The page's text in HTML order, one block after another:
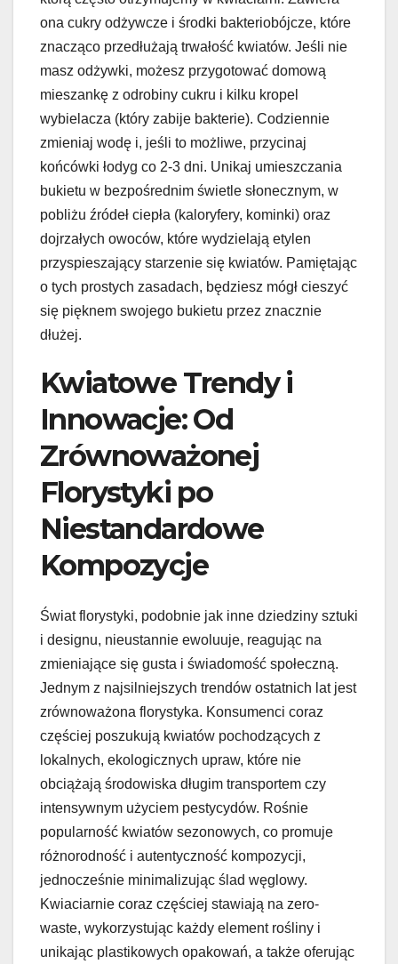
ona cukry odżywcze i środki bakteriobójcze, które
znacząco przedłużają trwałość kwiatów. Jeśli nie
masz odżywki, możesz przygotować domową
mieszankę z odrobiny cukru i kilku kropel
wybielacza (który zabije bakterie). Codziennie
zmieniaj wodę i, jeśli to możliwe, przycinaj
końcówki łodyg co 2-3 dni. Unikaj umieszczania
bukietu w bezpośrednim świetle słonecznym, w
pobliżu źródeł ciepła (kaloryfery, kominki) oraz
dojrzałych owoców, które wydzielają etylen
przyspieszający starzenie się kwiatów. Pamiętając
o tych prostych zasadach, będziesz mógł cieszyć
się pięknem swojego bukietu przez znacznie
dłużej.
Kwiatowe Trendy i
Innowacje: Od
Zrównoważonej
Florystyki po
Niestandardowe
Kompozycje
Świat florystyki, podobnie jak inne dziedziny sztuki
i designu, nieustannie ewoluuje, reagując na
zmieniające się gusta i świadomość społeczną.
Jednym z najsilniejszych trendów ostatnich lat jest
zrównoważona florystyka. Konsumenci coraz
częściej poszukują kwiatów pochodzących z
lokalnych, ekologicznych upraw, które nie
obciążają środowiska długim transportem czy
intensywnym użyciem pestycydów. Rośnie
popularność kwiatów sezonowych, co promuje
różnorodność i autentyczność kompozycji,
jednocześnie minimalizując ślad węglowy.
Kwiaciarnie coraz częściej stawiają na zero-
waste, wykorzystując każdy element rośliny i
unikając plastikowych opakowań, a także oferując